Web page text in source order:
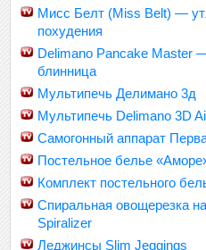
Мисс Белт (Miss Belt) —
похудения
Delimano Pancake Master
блинница
Мультипечь Делимано 3д
Мультипечь Delimano 3D
Самогонный аппарат
Постельное белье
Комплект постельного
Спиральная овощерезка
Spiralizer
Леджинсы Slim Jeggings